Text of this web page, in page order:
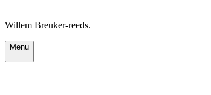
Willem Breuker-reeds.
Menu